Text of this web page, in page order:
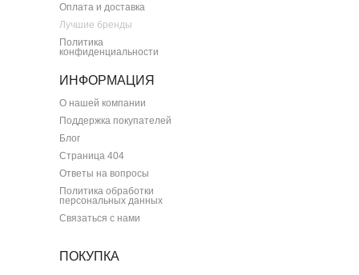
ИНФОРМАЦИЯ
ПОКУПКА
Оплата и доставка
Лучшие бренды
Политика
конфиденциальности
О нашей компании
Поддержка покупателей
Блог
Страница 404
Ответы на вопросы
Политика обработки
персональных данных
Связаться с нами